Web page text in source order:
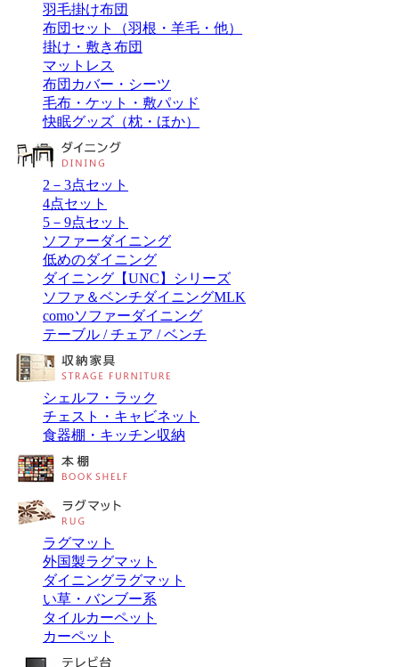
羽毛掛け布団
布団セット（羽根・羊毛・他）
掛け・敷き布団
マットレス
布団カバー・シーツ
毛布・ケット・敷パッド
快眠グッズ（枕・ほか）
2－3点セット
4点セット
5－9点セット
ソファーダイニング
低めのダイニング
ダイニング【UNC】シリーズ
ソファ＆ベンチダイニングMLK
comoソファーダイニング
テーブル / チェア / ベンチ
シェルフ・ラック
チェスト・キャビネット
食器棚・キッチン収納
ラグマット
外国製ラグマット
ダイニングラグマット
い草・バンブー系
タイルカーペット
カーペット